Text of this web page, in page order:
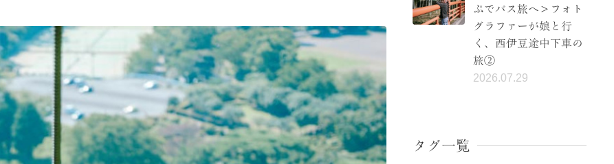
ぷでバス旅へ＞フォト
グラファーが娘と行
く、西伊豆途中下車の
旅②
2026.07.29
タグ一覧